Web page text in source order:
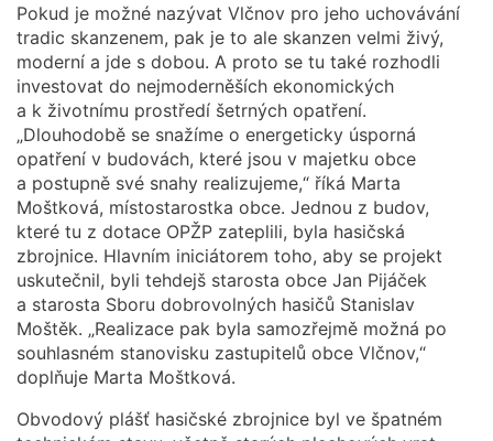
Pokud je možné nazývat Vlčnov pro jeho uchovávání
tradic skanzenem, pak je to ale skanzen velmi živý,
moderní a jde s dobou. A proto se tu také rozhodli
investovat do nejmoderněších ekonomických
a k životnímu prostředí šetrných opatření.
„Dlouhodobě se snažíme o energeticky úsporná
opatření v budovách, které jsou v majetku obce
a postupně své snahy realizujeme,“ říká Marta
Moštková, místostarostka obce. Jednou z budov,
které tu z dotace OPŽP zateplili, byla hasičská
zbrojnice. Hlavním iniciátorem toho, aby se projekt
uskutečnil, byli tehdejš starosta obce Jan Pijáček
a starosta Sboru dobrovolných hasičů Stanislav
Moštěk. „Realizace pak byla samozřejmě možná po
souhlasném stanovisku zastupitelů obce Vlčnov,“
doplňuje Marta Moštková.
Obvodový plášť hasičské zbrojnice byl ve špatném